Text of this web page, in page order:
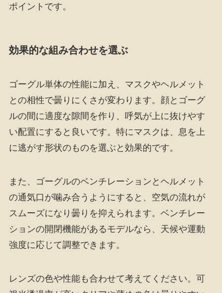
ポイントです。
効果的な組み合わせを選ぶ
ゴーグル単体の性能に加え、マスクやヘルメット
との相性で曇りにくさが変わります。顔とゴーグ
ルの間に適度な隙間を作り、呼気が上に抜けやす
い配置にすると良いです。特にマスクは、息を上
に逃がす形状のものを選ぶと効果的です。
また、ゴーグルのベンチレーションとヘルメット
の通気口が噛み合うようにすると、空気の流れが
スムーズになり曇りを抑えられます。ベンチレー
ションの開閉機能があるモデルなら、天候や運動
強度に応じて調整できます。
レンズの色や性能も合わせて考えてください。可